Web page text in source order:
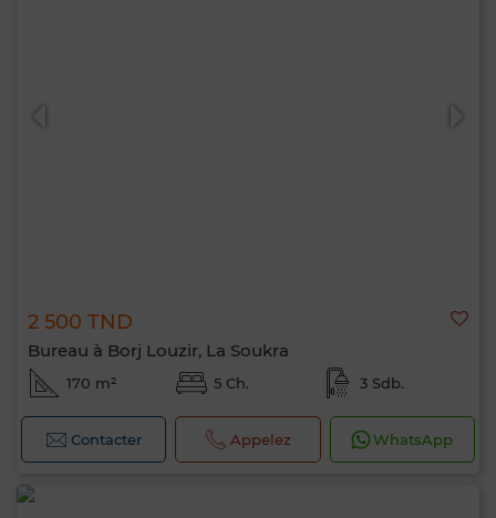
2 500 TND
Bureau à Borj Louzir, La Soukra
170 m² 5 Ch. 3 Sdb.
Contacter Appelez WhatsApp